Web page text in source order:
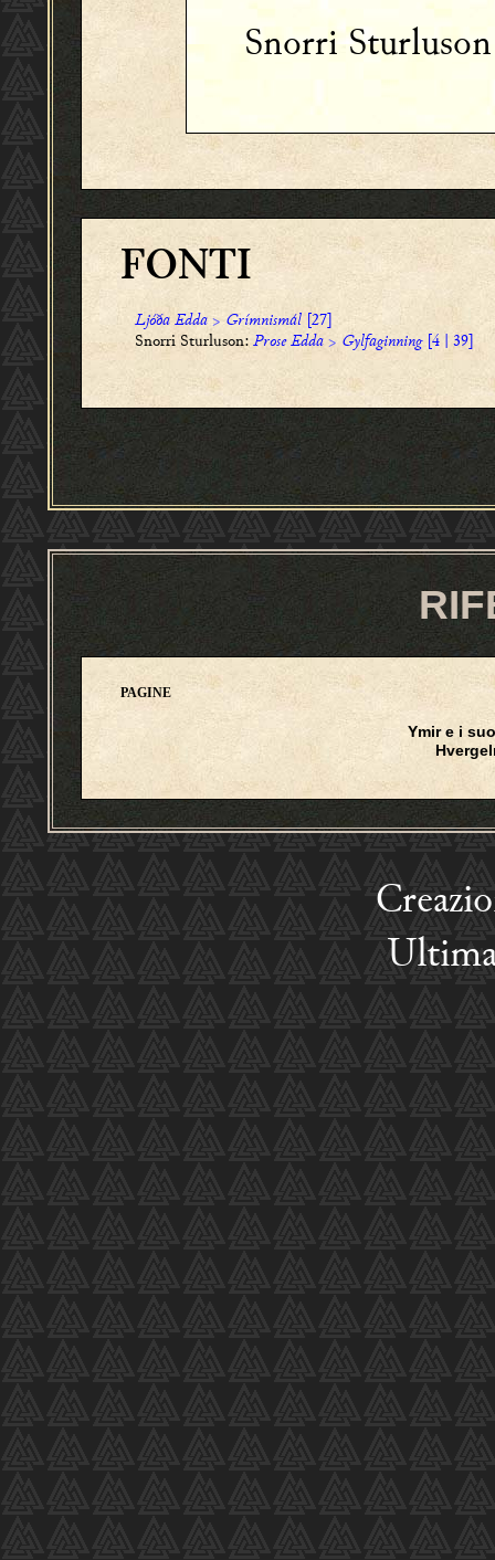
Snorri
FONTI
Ljóða Edda >Grímnismál [27]
Snorri Sturluson: Prose Edda > Gylfaginning[4 | 39]
PAGINE
Ymir e i